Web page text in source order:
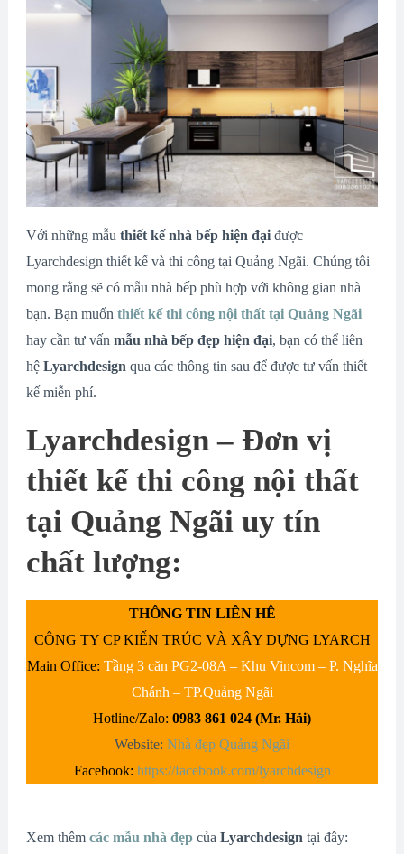
Với những mẫu thiết kế nhà bếp hiện đạiđược
Lyarchdesign thiết kế và thi công tại Quảng Ngãi. Chúng tôi
mong rằng sẽ có mẫu nhà bếp phù hợp với không gian nhà
bạn. Bạn muốn thiết kế thi công nội thất tại Quảng Ngãi
hay cần tư vấn mẫu nhà bếp đẹp hiện đại, bạn có thể liên
hệ Lyarchdesign qua các thông tin sau để được tư vấn thiết
kế miễn phí.
Lyarchdesign – Đơn vị
thiết kế thi công nội thất
tại Quảng Ngãi uy tín
chất lượng:
THÔNG TIN LIÊN HÊ
CÔNG TY CP KIẾN TRÚC VÀ XÂY DỰNG LYARCH
Main Office: Tầng 3 căn PG2-08A – Khu Vincom – P. Nghĩa
Chánh – TP.Quảng Ngãi
Hotline/Zalo: 0983 861 024 (Mr. Hải)
Website: Nhà đẹp Quảng Ngãi
Facebook: https://facebook.com/lyarchdesign
Xem thêm các mẫu nhà đẹpcủa Lyarchdesigntại đây: